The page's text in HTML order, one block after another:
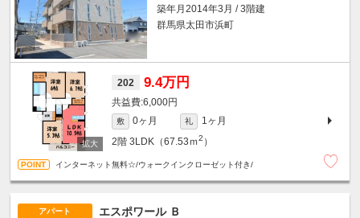
築年月2014年3月 / 3階建
群馬県太田市浜町
202 9.4万円
6,000円
敷 0ヶ月 礼
1ヶ月
2階 3LDK（67.53ｍ2 ）
インターネット無料☆/ウォークインクローゼット付き/
アパート エスポワール Ｂ